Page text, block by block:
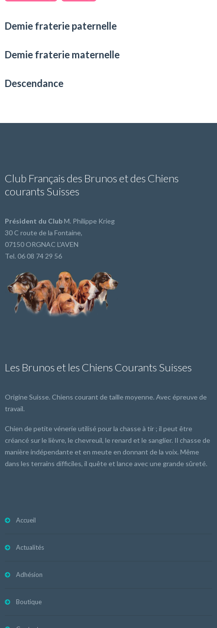
Demie fraterie paternelle
Demie fraterie maternelle
Descendance
Club Français des Brunos et des Chiens
courants Suisses
Président du ClubM. Philippe Krieg
30 C route de la Fontaine,
07150 ORGNAC L'AVEN
Tel. 06 08 74 29 56
Les Brunos et les Chiens Courants Suisses
Origine Suisse. Chiens courant de taille moyenne. Avec épreuve de
travail.
Chien de petite vénerie utilisé pour la chasse à tir ; il peut être
créancé sur le lièvre, le chevreuil, le renard et le sanglier. Il chasse de
manière indépendante et en meute en donnant de la voix. Même
dans les terrains difficiles, il quête et lance avec une grande sûreté.
Accueil
Actualités
Adhésion
Boutique